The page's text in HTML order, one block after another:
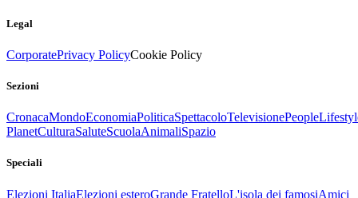
Legal
CorporatePrivacy PolicyCookie Policy
Sezioni
CronacaMondoEconomiaPoliticaSpettacoloTelevisionePeople
PlanetCulturaSaluteScuolaAnimaliSpazio
Speciali
Elezioni ItaliaElezioni esteroGrande FratelloL'isola dei famosiAmici